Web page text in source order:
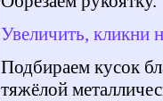
Увеличить, кликни
Подбираем кусок
тяжёлой